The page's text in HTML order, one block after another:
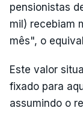
pensionistas
mil) recebiam
mês", o
Este valor
fixado para
assumindo o